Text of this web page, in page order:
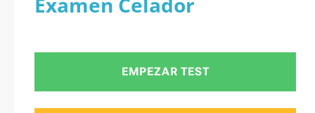
EMPEZAR TEST